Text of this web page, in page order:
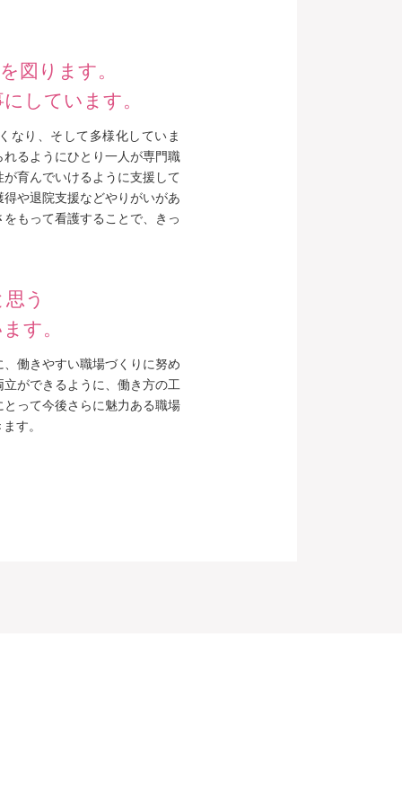
図ります。
しています。
なり、そして多様化していま
るようにひとり一人が専門職
育んでいけるように支援して
や退院支援などやりがいがあ
もって看護することで、きっ
う
す。
働きやすい職場づくりに努め
ができるように、働き方の工
って今後さらに魅力ある職場
す。